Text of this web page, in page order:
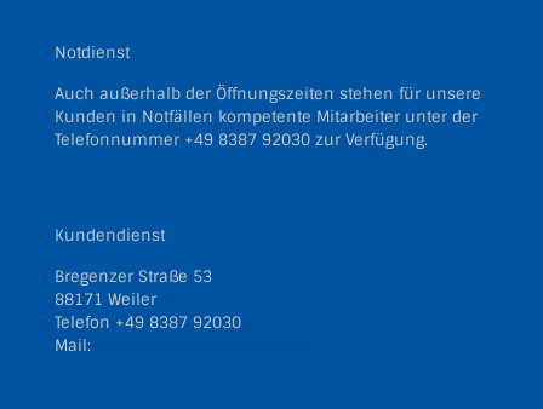
Notdienst
Auch außerhalb der Öffnungszeiten stehen für unsere
Kunden in Notfällen kompetente Mitarbeiter unter der
Telefonnummer +49 8387 92030 zur Verfügung.
Kundendienst
Bregenzer Straße 53
88171 Weiler
Telefon +49 8387 92030
Mail: